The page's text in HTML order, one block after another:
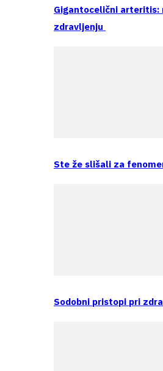
Gigantocelični arteritis:
zdravljenju
Ste že slišali za
Sodobni pristopi pri